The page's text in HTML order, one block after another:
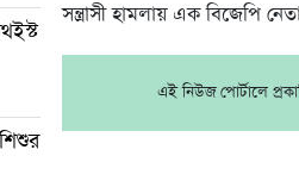
সন্ত্রাসী হামলায় এক বিজেপি
এই নিউজ পোর্টালে